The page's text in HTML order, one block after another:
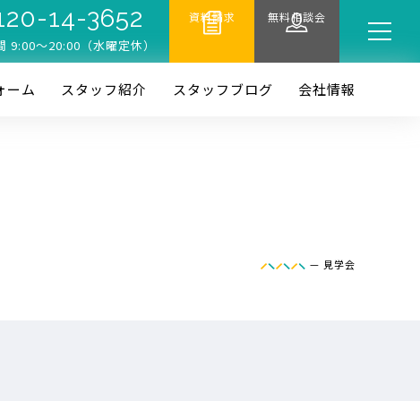
14-3652
9:00〜20:00（水曜定休）
資料請求 無料相談会
ーム スタッフ紹介 スタッフブログ 会社情報
— 見学会